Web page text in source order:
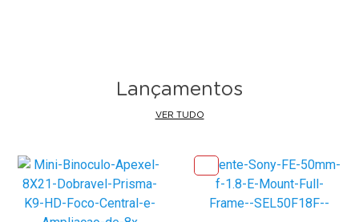
Lançamentos
VER TUDO